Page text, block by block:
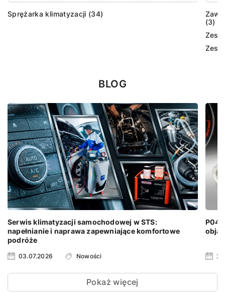
Sprężarka klimatyzacji (34)
(3)
BLOG
Serwis klimatyzacji samochodowej w STS:
napełnianie i naprawa zapewniające komfortowe
podróże
03.07.2026 Nowości
Pokaż więcej